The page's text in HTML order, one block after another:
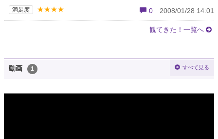
満足度 ★★★★ 0 2008/01/28 14:01
観てきた！一覧へ
動画 1 すべて見る